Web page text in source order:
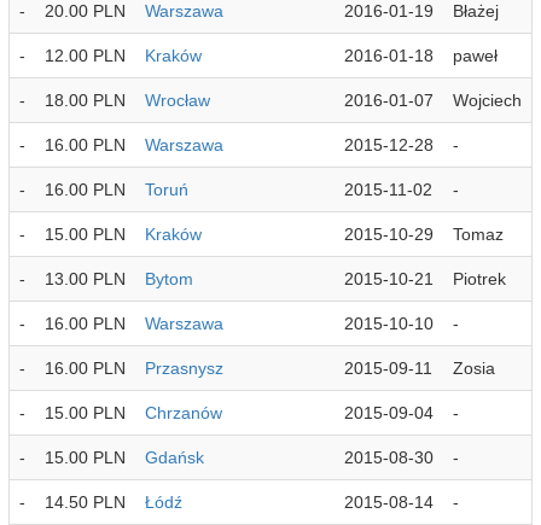
- 20.00 PLN Warszawa 2016-01-19 Błażej
- 12.00 PLN Kraków 2016-01-18 paweł
- 18.00 PLN Wrocław 2016-01-07 Wojciech
- 16.00 PLN Warszawa 2015-12-28 -
- 16.00 PLN Toruń 2015-11-02 -
- 15.00 PLN Kraków 2015-10-29 Tomaz
- 13.00 PLN Bytom 2015-10-21 Piotrek
- 16.00 PLN Warszawa 2015-10-10 -
- 16.00 PLN Przasnysz 2015-09-11 Zosia
- 15.00 PLN Chrzanów 2015-09-04 -
- 15.00 PLN Gdańsk 2015-08-30 -
- 14.50 PLN Łódź 2015-08-14 -